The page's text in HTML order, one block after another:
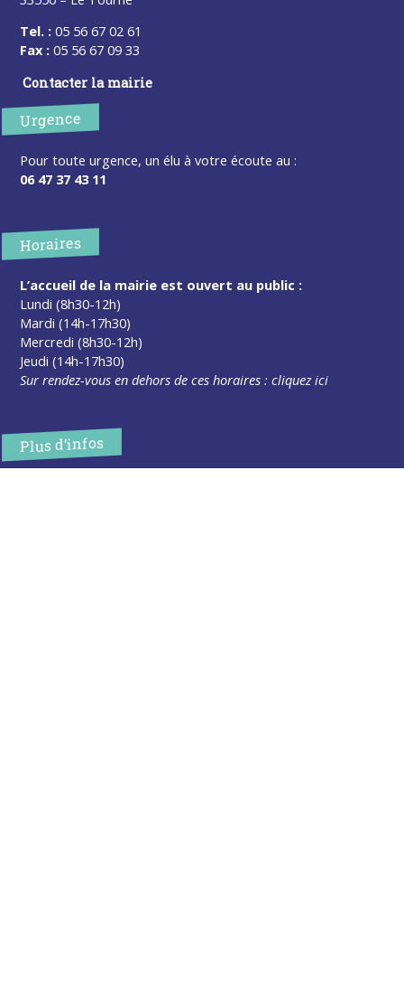
Tel. : 05 56 67 02 61
Fax : 05 56 67 09 33
Contacter la mairie
Urgence
Pour toute urgence, un élu à votre écoute au :
06 47 37 43 11
Horaires
L’accueil de la mairie est ouvert au public :
Lundi (8h30-12h)
Mardi (14h-17h30)
Mercredi (8h30-12h)
Jeudi (14h-17h30)
Sur rendez-vous en dehors de ces horaires :cliquez ici
Plus d’infos